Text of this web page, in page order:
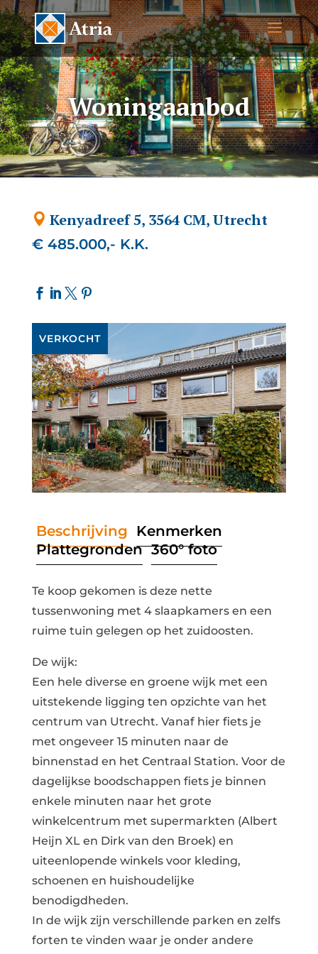
Woningaanbod
Kenyadreef 5, 3564 CM, Utrecht
€ 485.000,- K.K.
VERKOCHT
Beschrijving Kenmerken
Plattegronden 360° foto
Te koop gekomen is deze nette
tussenwoning met 4 slaapkamers en een
ruime tuin gelegen op het zuidoosten.
De wijk:
Een hele diverse en groene wijk met een
uitstekende ligging ten opzichte van het
centrum van Utrecht. Vanaf hier fiets je
met ongeveer 15 minuten naar de
binnenstad en het Centraal Station. Voor de
dagelijkse boodschappen fiets je binnen
enkele minuten naar het grote
winkelcentrum met supermarkten (Albert
Heijn XL en Dirk van den Broek) en
uiteenlopende winkels voor kleding,
schoenen en huishoudelijke
benodigdheden.
In de wijk zijn verschillende parken en zelfs
forten te vinden waar je onder andere